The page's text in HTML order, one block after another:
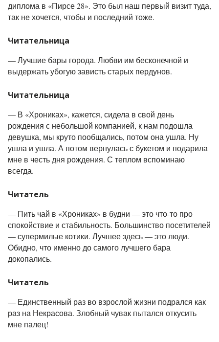
диплома в «Пирсе 28». Это был наш первый визит туда,
так не хочется, чтобы и последний тоже.
Читательница
—Лучшие бары города. Любви им бесконечной и
выдержать убогую зависть старых пердунов.
Читательница
— В «Хрониках», кажется, сидела в свой день
рождения с небольшой компанией, к нам подошла
девушка, мы круто пообщались, потом она ушла. Ну
ушла и ушла. А потом вернулась с букетом и подарила
мне в честь дня рождения. С теплом вспоминаю
всегда.
Читатель
— Пить чай в «Хрониках» в будни — это что-то про
спокойствие и стабильность. Большинство посетителей
— супермилые котики. Лучшее здесь — это люди.
Обидно, что именно до самого лучшего бара
докопались.
Читатель
— Единственный раз во взрослой жизни подрался как
раз на Некрасова. Злобный чувак пытался откусить
мне палец!